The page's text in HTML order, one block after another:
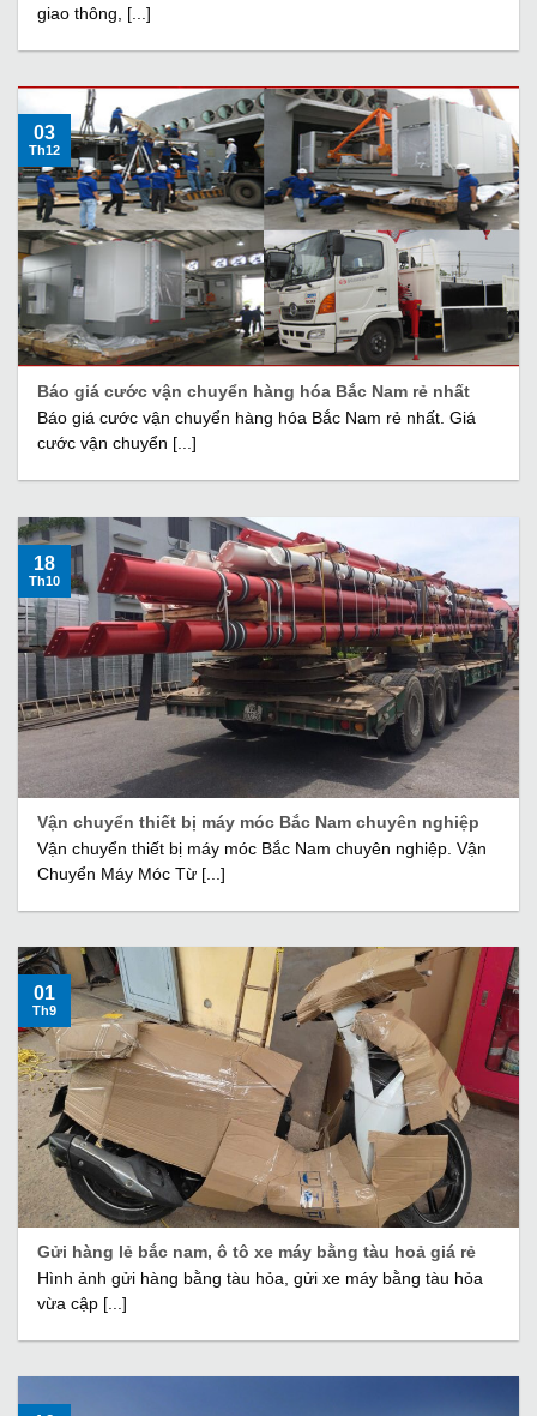
giao thông, [...]
Báo giá cước vận chuyển hàng hóa Bắc Nam rẻ nhất
Báo giá cước vận chuyển hàng hóa Bắc Nam rẻ nhất. Giá
cước vận chuyển [...]
03
Th12
Vận chuyển thiết bị máy móc Bắc Nam chuyên nghiệp
Vận chuyển thiết bị máy móc Bắc Nam chuyên nghiệp. Vận
Chuyển Máy Móc Từ [...]
18
Th10
Gửi hàng lẻ bắc nam, ô tô xe máy bằng tàu hoả giá rẻ
Hình ảnh gửi hàng bằng tàu hỏa, gửi xe máy bằng tàu hỏa
vừa cập [...]
01
Th9